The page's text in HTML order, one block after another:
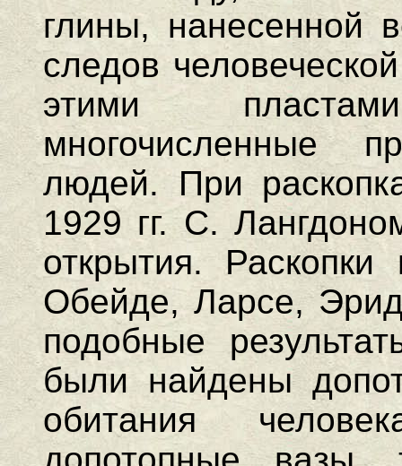
глины, нанесенной
следов
этими
многочисленные
людей. При
1929 гг. С.
открытия.
Обейде, Ларсе,
подобные
были найдены
обитания